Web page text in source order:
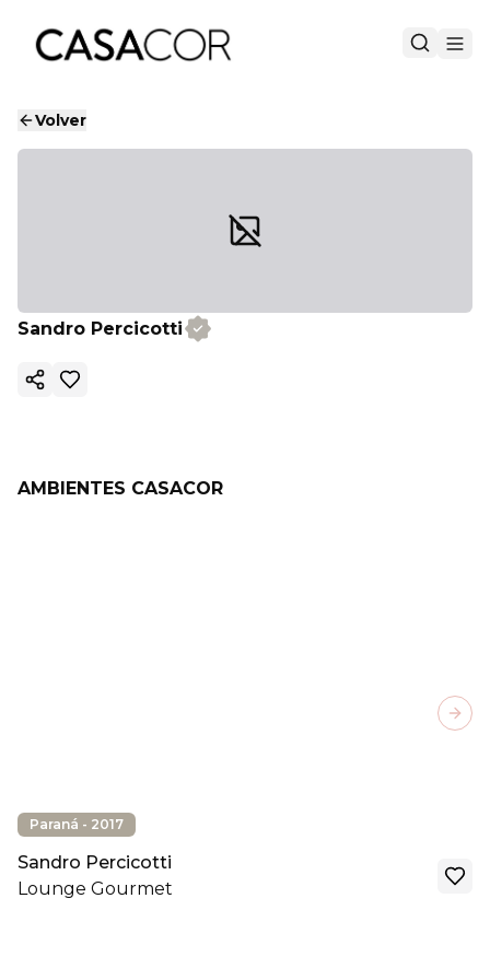
Volver
Sandro Percicotti
Copiar enlace
AMBIENTES CASACOR
Paraná - 2017
Sandro Percicotti
Lounge Gourmet